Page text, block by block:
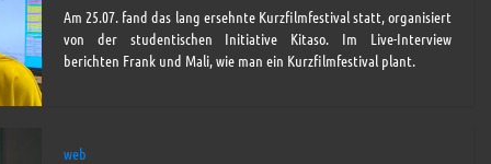
Am 25.07. fand das lang ersehnte Kurzfilmfestival statt, organisiert
von der studentischen Initiative Kitaso. Im Live-Interview
berichten Frank und Mali, wie man ein Kurzfilmfestival plant.
web